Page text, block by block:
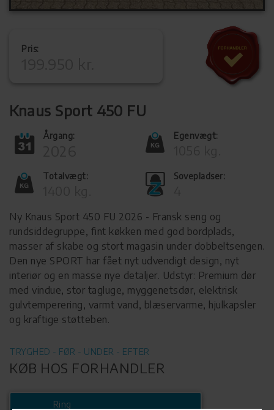
Pris:
Knaus Sport 450 FU
Årgang: Egenvægt:
Totalvægt: Sovepladser:
Ny Knaus Sport 450 FU 2026 - Fransk seng og
rundsiddegruppe, fint køkken med god bordplads,
masser af skabe og stort magasin under dobbeltsengen.
Den nye SPORT har fået nyt udvendigt design, nyt
interiør og en masse nye detaljer. Udstyr: Premium dør
med vindue, stor tagluge, myggenetsdør, elektrisk
gulvtemperering, varmt vand, blæservarme, hjulkapsler
og kraftige støtteben.
TRYGHED - FØR - UNDER - EFTER
KØB HOS FORHANDLER
Ring